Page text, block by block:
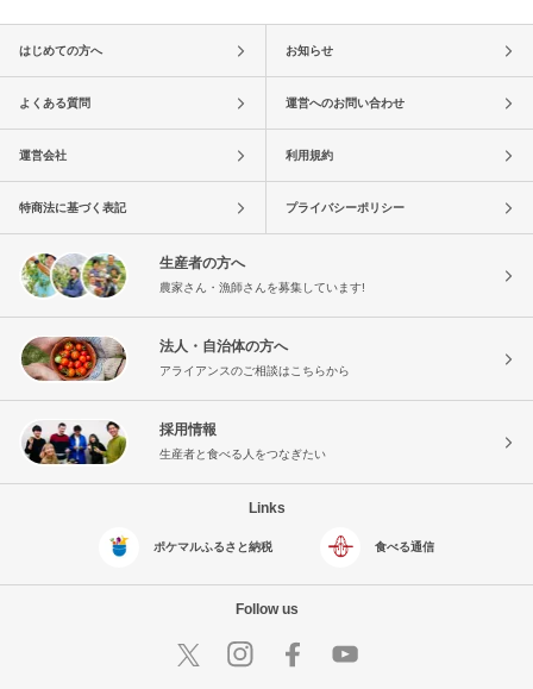
はじめての方へ お知らせ
よくある質問 運営へのお問い合わせ
運営会社 利用規約
特商法に基づく表記 プライバシーポリシー
生産者の方へ
農家さん・漁師さんを募集しています!
法人・自治体の方へ
アライアンスのご相談はこちらから
採用情報
生産者と食べる人をつなぎたい
Links
ポケマルふるさと納税 食べる通信
Follow us